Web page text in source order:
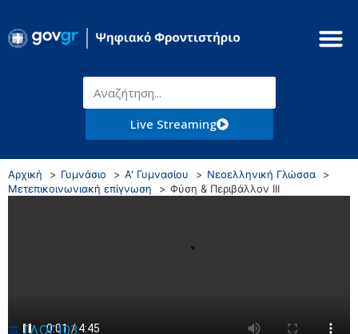
Live Streaming
Αρχική Γυμνάσιο Α' Γυμνασίου
Νεοελληνική Γλώσσα
Μετεπικοινωνιακή επίγνωση
Φύση & Περιβάλλον III
ΓΛΩΓ103